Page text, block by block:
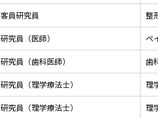
客員研究員 整
研究員（医師） ペ
研究員（歯科医師） 歯
研究員（理学療法士） 理
研究員（理学療法士） 理